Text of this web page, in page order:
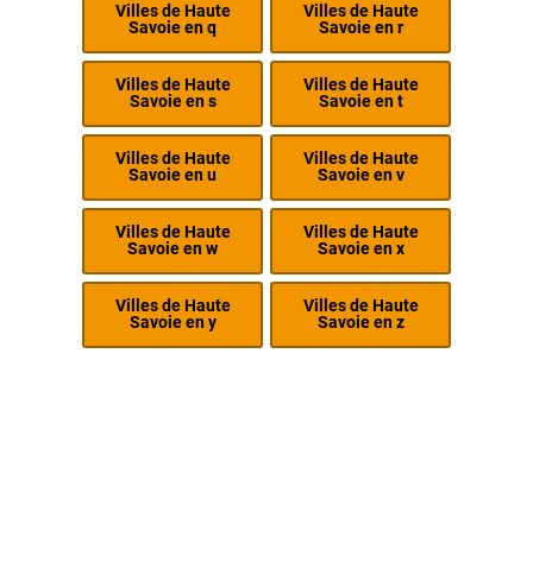
Villes de Haute
Savoie en q
Villes de Haute
Savoie en r
Villes de Haute
Savoie en s
Villes de Haute
Savoie en t
Villes de Haute
Savoie en u
Villes de Haute
Savoie en v
Villes de Haute
Savoie en w
Villes de Haute
Savoie en x
Villes de Haute
Savoie en y
Villes de Haute
Savoie en z